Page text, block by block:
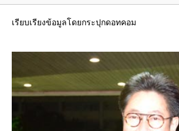
เรียบเรียงข้อมูลโดยกระปุกดอทคอม